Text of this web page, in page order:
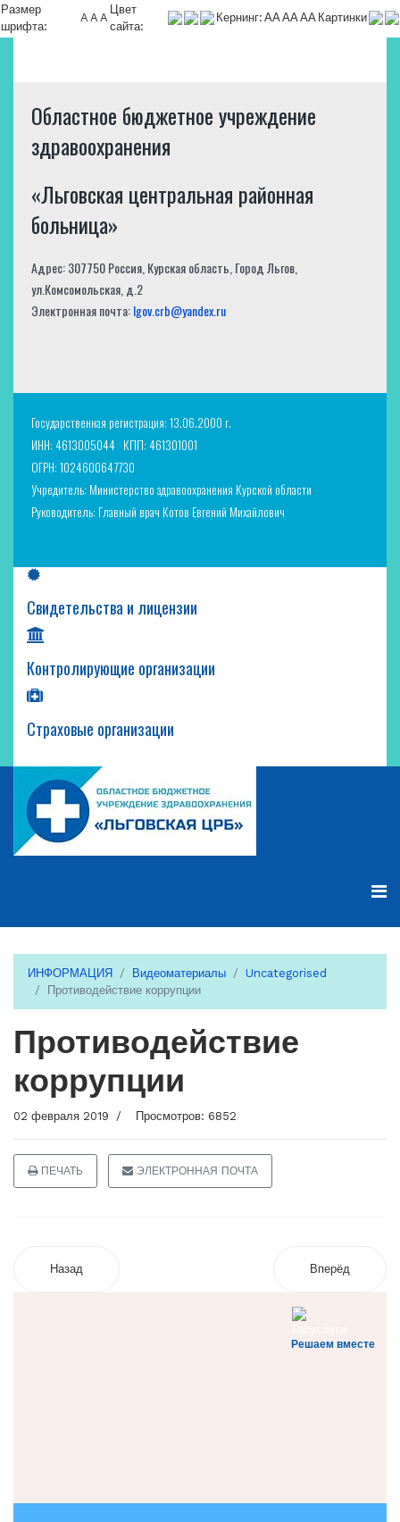
Размер
шрифта:
A A A
Цвет
сайта:
Кернинг: АААААА Картинки
Областное бюджетное учреждение
здравоохранения
«Льговская центральная районная
больница»
Адрес: 307750 Россия, Курская область, Город Льгов,
ул.Комсомольская, д.2
Электронная почта:lgov.crb@yandex.ru
Государственная регистрация: 13.06.2000 г.
ИНН: 4613005044 КПП: 461301001
ОГРН: 1024600647730
Учредитель: Министерство здравоохранения Курской области
Руководитель: Главный врач Котов Евгений Михайлович
Свидетельства и лицензии
Контролирующие организации
Страховые организации
ИНФОРМАЦИЯ Видеоматериалы
Uncategorised
Противодействие коррупции
Противодействие
коррупции
02 февраля 2019 Просмотров: 6852
ПЕЧАТЬ ЭЛЕКТРОННАЯ ПОЧТА
Назад Вперёд
Решаем вместе